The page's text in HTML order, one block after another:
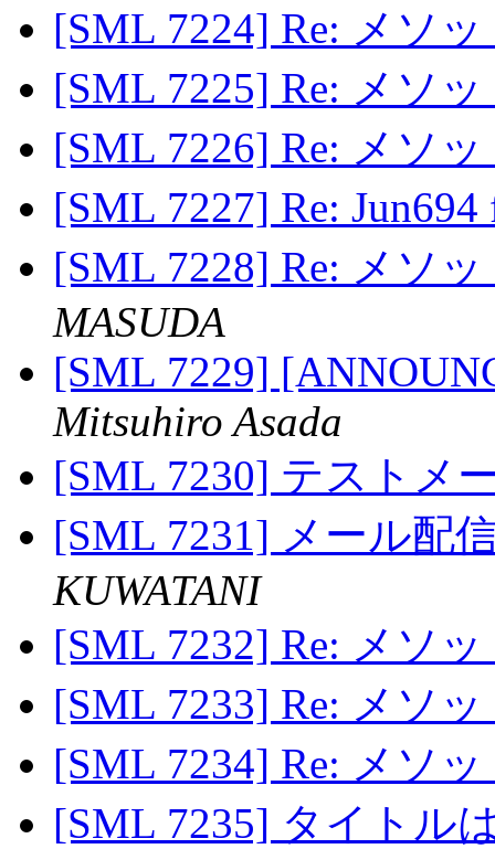
[SML 7224] Re: メソ
[SML 7225] Re: メソ
[SML 7226] Re: メソ
[SML 7227] Re:
[SML 7228] Re: メソ
MASUDA
[SML 7229]
Mitsuhiro Asada
[SML 7230] テストメ
[SML 7231] メール配
KUWATANI
[SML 7232] Re: メソ
[SML 7233] Re: メソ
[SML 7234] Re: メソ
[SML 7235] タイトル